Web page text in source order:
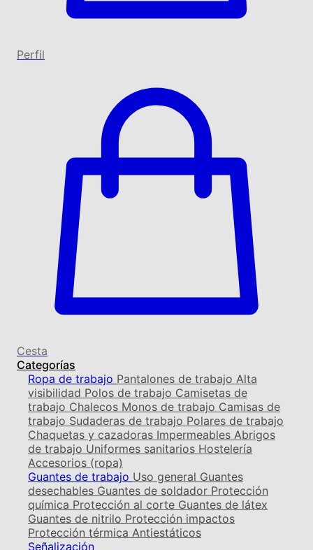
Perfil
Cesta
Categorías
Ropa de trabajo Pantalones de trabajo Alta
visibilidad Polos de trabajo Camisetas de
trabajo Chalecos Monos de trabajo Camisas de
trabajo Sudaderas de trabajo Polares de trabajo
Chaquetas y cazadoras Impermeables Abrigos
de trabajo Uniformes sanitarios Hostelería
Accesorios (ropa)
Guantes de trabajo Uso general Guantes
desechables Guantes de soldador Protección
química Protección al corte Guantes de látex
Guantes de nitrilo Protección impactos
Protección térmica Antiestáticos
Señalización